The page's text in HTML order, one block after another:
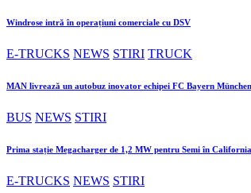
Windrose intră în operațiuni comerciale cu DSV
E-TRUCKS NEWS STIRI TRUCK
MAN livrează un autobuz inovator echipei FC Bayern München
BUS NEWS STIRI
Prima stație Megacharger de 1,2 MW pentru Semi în California
E-TRUCKS NEWS STIRI